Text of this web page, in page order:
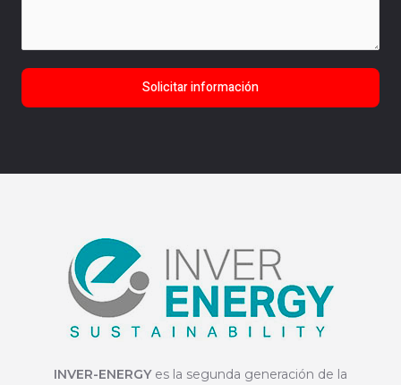
Solicitar información
INVER-ENERGYes la segunda generación de la